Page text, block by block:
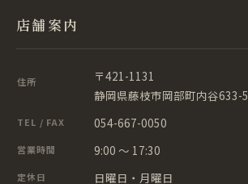
店舗案内
住所
〒421-1131
静岡県藤枝市岡部町内谷633-5
TEL / FAX 054-667-0050
営業時間 9:00 ～ 17:30
定休日 日曜日・月曜日